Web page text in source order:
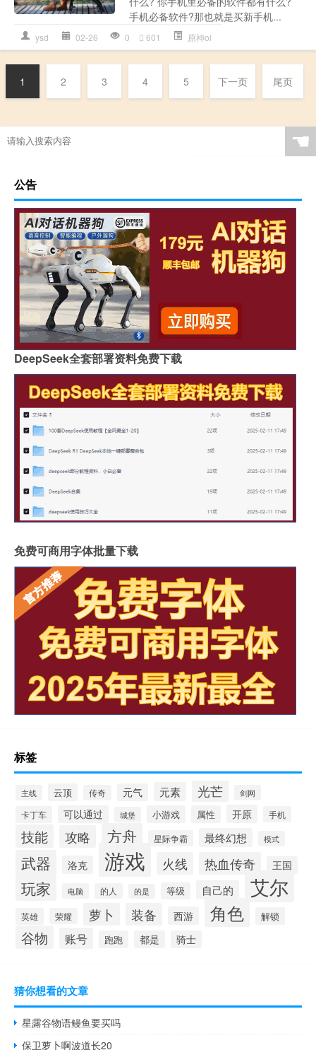
手机必备软件?那也就是买新手机...
ysd 02-26 0 601 原神ol
1 2 3 4 5 下一页 尾页
☚
公告
DeepSeek全套部署资料免费下载
免费可商用字体批量下载
标签
主线 云顶 传奇 元气 元素 光芒 剑网
卡丁车 可以通过 城堡 小游戏 属性 开原 手机
技能 攻略 方舟 星际争霸 最终幻想 模式
武器 洛克 游戏 火线 热血传奇 王国
玩家 电脑 的人 的是 等级 自己的 艾尔
英雄 荣耀 萝卜 装备 西游 角色 解锁
谷物 账号 跑跑 都是 骑士
猜你想看的文章
星露谷物语鳗鱼要买吗
保卫萝卜啊波道长20